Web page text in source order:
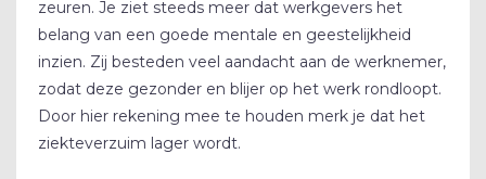
zeuren. Je ziet steeds meer dat werkgevers het
belang van een goede mentale en geestelijkheid
inzien. Zij besteden veel aandacht aan de werknemer,
zodat deze gezonder en blijer op het werk rondloopt.
Door hier rekening mee te houden merk je dat het
ziekteverzuim lager wordt.